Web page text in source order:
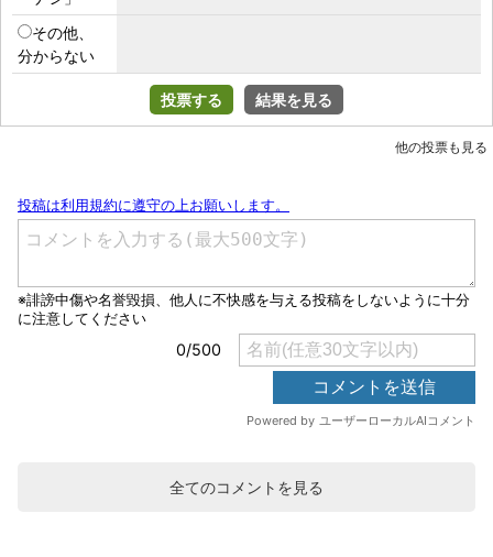
その他、
分からない
投票する 結果を見る
他の投票も見る
全てのコメントを見る